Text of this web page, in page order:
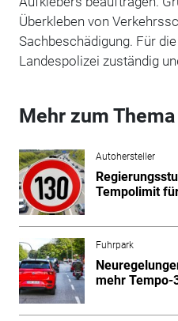
Überkleben von
Sachbeschädigung. Für
Landespolizei zuständig
Mehr zum
Autohersteller
Tempolimit
Fuhrpark
mehr Tempo-